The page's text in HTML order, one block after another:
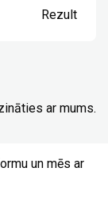
Rezult
ar mums.
un mēs ar